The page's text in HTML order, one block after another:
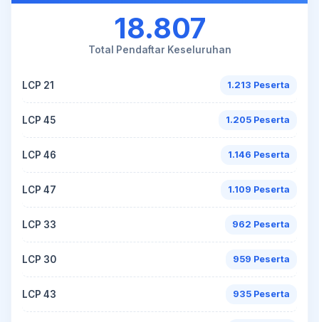
18.807
Total Pendaftar Keseluruhan
LCP 21 1.213 Peserta
LCP 45 1.205 Peserta
LCP 46 1.146 Peserta
LCP 47 1.109 Peserta
LCP 33 962 Peserta
LCP 30 959 Peserta
LCP 43 935 Peserta